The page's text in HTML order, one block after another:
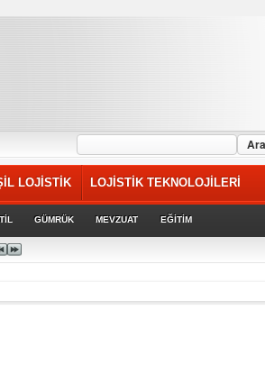
LOJİSTİK LOJİSTİK TEKNOLOJİLERİ
GÜMRÜK MEVZUAT EĞİTİM
veriyor